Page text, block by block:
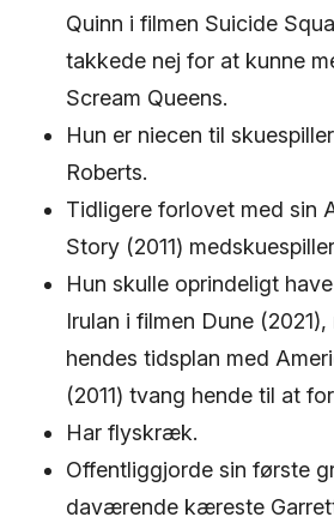
Quinn i filmen Suicide
takkede nej for at kunne
Scream Queens.
Hun er niecen til
Roberts.
Tidligere forlovet med sin
Story (2011)
Hun skulle oprindeligt
Irulan i filmen Dune
hendes tidsplan med
(2011) tvang hende til at
Har flyskræk.
Offentliggjorde sin første
daværende kæreste